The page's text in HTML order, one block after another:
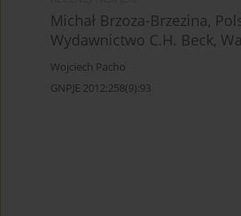
Michał Brzoza-Brzezina,
Wydawnictwo C.H. Beck,
Wojciech Pacho
GNPJE 2012;258(9):93